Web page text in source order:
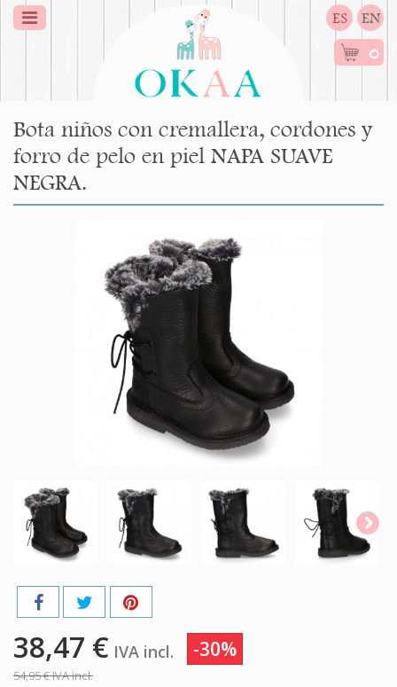
ES EN
0
Bota niños con cremallera, cordones y
forro de pelo en piel NAPA SUAVE
NEGRA.
38,47 € IVA incl. -30%
54,95 €IVA incl.